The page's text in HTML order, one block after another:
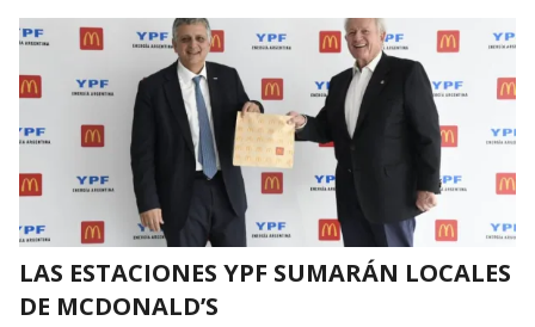
LAS ESTACIONES YPF SUMARÁN LOCALES
DE MCDONALD’S